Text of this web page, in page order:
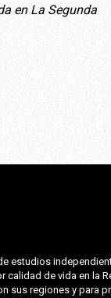
en La Segunda
estudios
calidad de vida en la
sus regiones y para